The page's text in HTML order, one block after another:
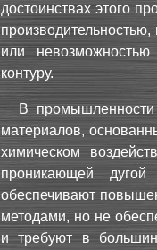
достоинствах этого
или
контуру.
В промышленности
материалов,
химическом
проникающей
обеспечивают
методами, но не
и требуют в